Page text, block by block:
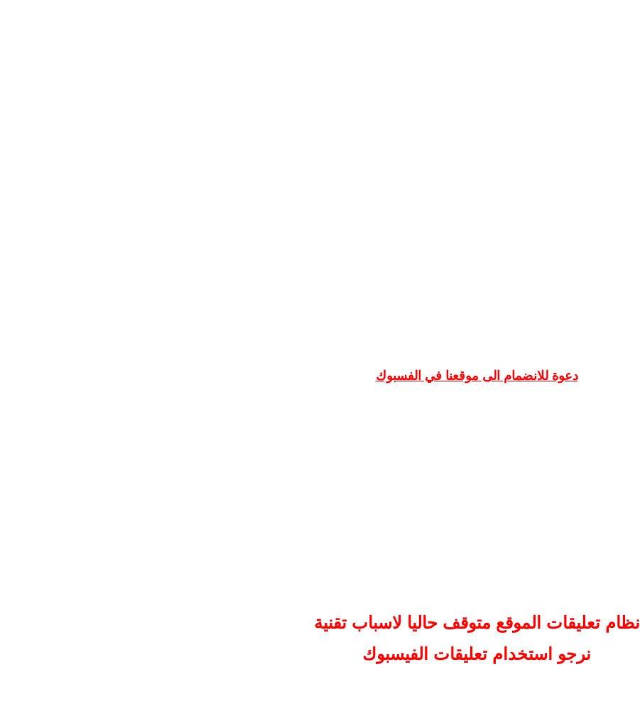
دعوة للانضمام الى موقعنا في الفسبوك
نظام تعليقات الموقع متوقف حاليا لاسباب تقنية
نرجو استخدام تعليقات الفيسبوك